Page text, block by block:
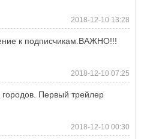
2018-12-10 13:28
к подписчикам.ВАЖНО!!!
2018-12-10 07:25
Первый трейлер
2018-12-10 00:30